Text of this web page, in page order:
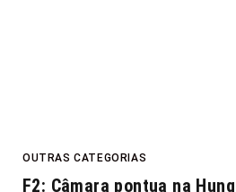
OUTRAS CATEGORIAS
F2: Câmara pontua na